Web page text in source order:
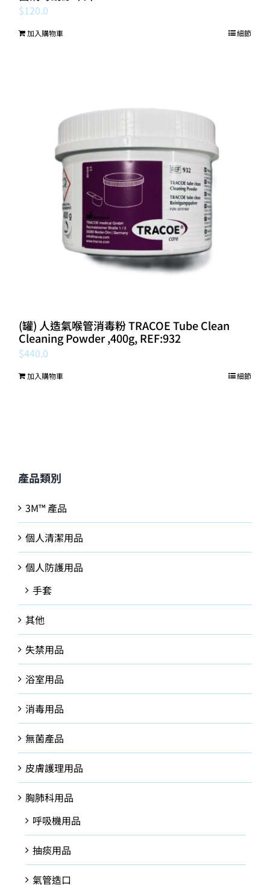
$120.0
加入購物車 細節
(罐) 人造氣喉管消毒粉 TRACOE Tube Clean
Cleaning Powder ,400g, REF:932
$440.0
加入購物車 細節
產品類別
3M™ 產品
個人清潔用品
個人防護用品
手套
其他
失禁用品
浴室用品
消毒用品
無菌產品
皮膚護理用品
胸肺科用品
呼吸機用品
抽痰用品
氣管造口